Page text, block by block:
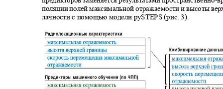
поляции полей максимальной отражаемости и высоты
лачности с помощью модели pySTEPS(рис. 3).